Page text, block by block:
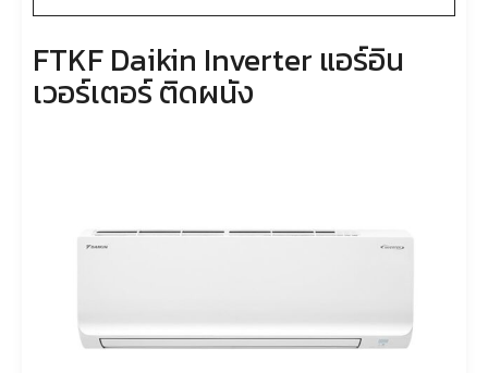
FTKF Daikin Inverter แอร์อิน
เวอร์เตอร์ ติดผนัง